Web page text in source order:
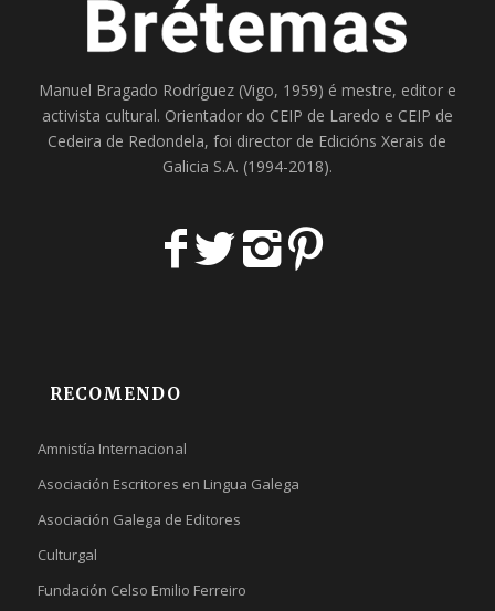
Manuel Bragado Rodríguez (Vigo, 1959) é mestre, editor e
activista cultural. Orientador do CEIP de Laredo e CEIP de
Cedeira de Redondela, foi director de Edicións Xerais de
Galicia S.A. (1994-2018).
RECOMENDO
Amnistía Internacional
Asociación Escritores en Lingua Galega
Asociación Galega de Editores
Culturgal
Fundación Celso Emilio Ferreiro